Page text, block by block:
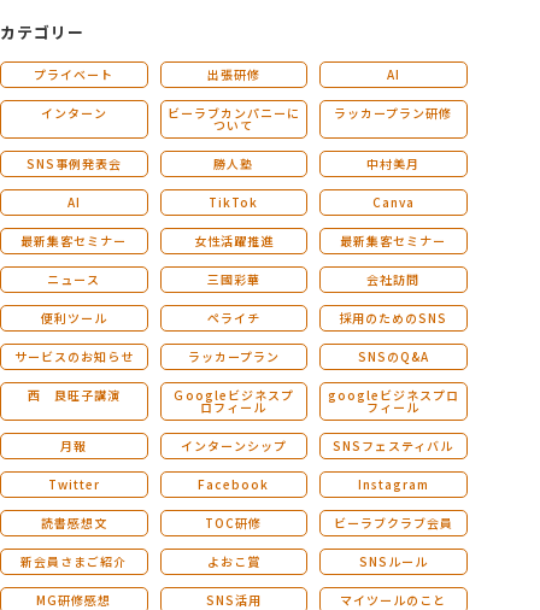
カテゴリー
プライベート 出張研修 AI
インターン ビーラブカンパニーに
ついて
ラッカープラン研修
SNS事例発表会 勝人塾 中村美月
AI TikTok Canva
最新集客セミナー 女性活躍推進 最新集客セミナー
ニュース 三國彩華 会社訪問
便利ツール ペライチ 採用のためのSNS
サービスのお知らせ ラッカープラン SNSのQ&A
西 良旺子講演 Ｇoogleビジネスプ
ロフィール
googleビジネスプロ
フィール
月報 インターンシップ SNSフェスティバル
Twitter Facebook Instagram
読書感想文 TOC研修 ビーラブクラブ会員
新会員さまご紹介 よおこ賞 SNSルール
MG研修感想 SNS活用 マイツールのこと